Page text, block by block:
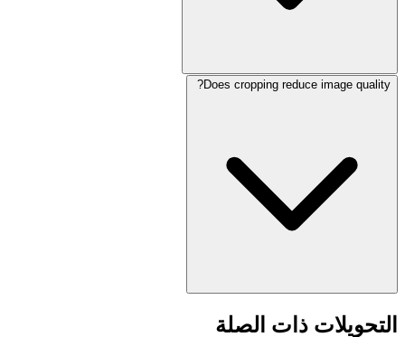
Does cropping reduce image quality?
التحويلات ذات الصلة